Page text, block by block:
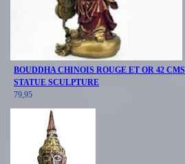
BOUDDHA CHINOIS ROUGE ET OR 42 CMS
STATUE SCULPTURE
79,95